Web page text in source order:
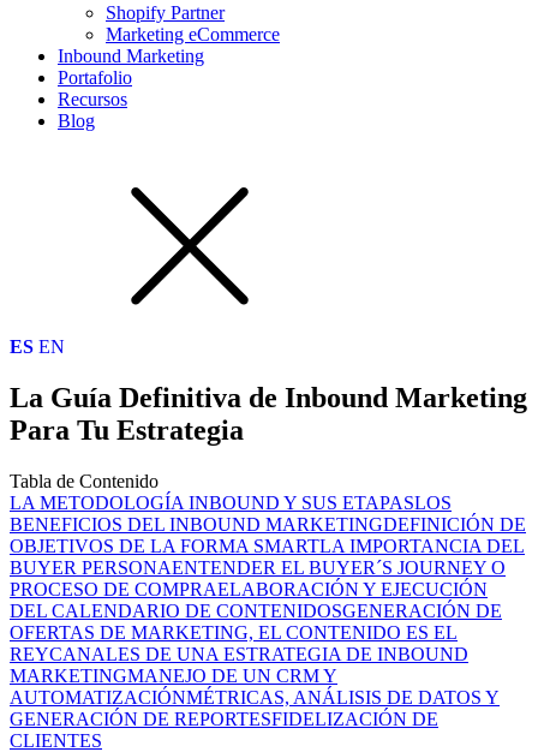
Shopify Partner
Marketing eCommerce
Inbound Marketing
Portafolio
Recursos
Blog
ES EN
La Guía Definitiva de Inbound Marketing
Para Tu Estrategia
Tabla de Contenido
LA METODOLOGÍA INBOUND Y SUS ETAPASLOS
BENEFICIOS DEL INBOUND MARKETINGDEFINICIÓN DE
OBJETIVOS DE LA FORMA SMARTLA IMPORTANCIA DEL
BUYER PERSONAENTENDER EL BUYER´S JOURNEY O
PROCESO DE COMPRAELABORACIÓN Y EJECUCIÓN
DEL CALENDARIO DE CONTENIDOSGENERACIÓN DE
OFERTAS DE MARKETING, EL CONTENIDO ES EL
REYCANALES DE UNA ESTRATEGIA DE INBOUND
MARKETINGMANEJO DE UN CRM Y
AUTOMATIZACIÓNMÉTRICAS, ANÁLISIS DE DATOS Y
GENERACIÓN DE REPORTESFIDELIZACIÓN DE
CLIENTES